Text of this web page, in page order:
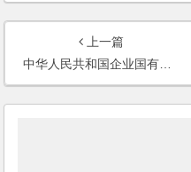
上一篇
中华人民共和国企业国有资产法